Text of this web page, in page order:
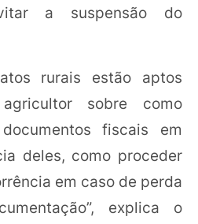
a suspensão do
rurais estão aptos
sobre como
fiscais em
deles, como proceder
em caso de perda
explica o